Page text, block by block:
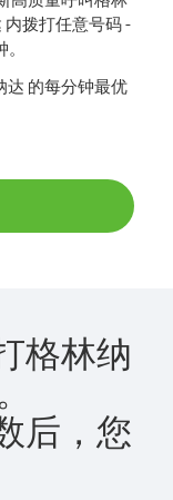
拨打任意号码 -
达 的每分钟最优
格林纳
后，您